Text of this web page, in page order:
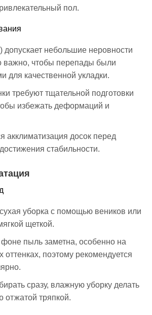
пол.
небольшие неровности
важно, чтобы перепады были
для качественной укладки.
требуют тщательной подготовки
избежать деформаций и
акклиматизация досок перед
стабильности.
уборка с помощью веников или
щеткой.
пыль заметна, особенно на
оттенках, поэтому рекомендуется
сразу, влажную уборку делать
отжатой тряпкой.